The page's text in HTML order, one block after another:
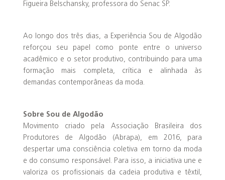
Figueira Belschansky, professora do Senac SP.
Ao longo dos três dias, a Experiência Sou de Algodão
reforçou seu papel como ponte entre o universo
acadêmico e o setor produtivo, contribuindo para uma
formação mais completa, crítica e alinhada às
demandas contemporâneas da moda.
Sobre Sou de Algodão
Movimento criado pela Associação Brasileira dos
Produtores de Algodão (Abrapa), em 2016, para
despertar uma consciência coletiva em torno da moda
e do consumo responsável. Para isso, a iniciativa une e
valoriza os profissionais da cadeia produtiva e têxtil,